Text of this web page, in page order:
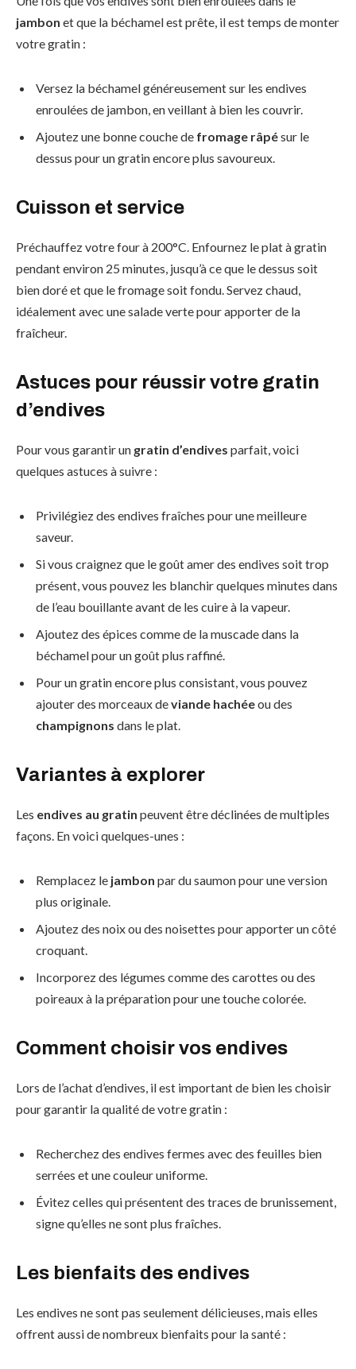
jambon et que la béchamel est prête, il est temps de monter
votre gratin :
Versez la béchamel généreusement sur les endives
enroulées de jambon, en veillant à bien les couvrir.
Ajoutez une bonne couche de fromage râpésur le
dessus pour un gratin encore plus savoureux.
Cuisson et service
Préchauffez votre four à 200°C. Enfournez le plat à gratin
pendant environ 25 minutes, jusqu’à ce que le dessus soit
bien doré et que le fromage soit fondu. Servez chaud,
idéalement avec une salade verte pour apporter de la
fraîcheur.
Astuces pour réussir votre gratin
d’endives
Pour vous garantir un gratin d’endives parfait, voici
quelques astuces à suivre :
Privilégiez des endives fraîches pour une meilleure
saveur.
Si vous craignez que le goût amer des endives soit trop
présent, vous pouvez les blanchir quelques minutes dans
de l’eau bouillante avant de les cuire à la vapeur.
Ajoutez des épices comme de la muscade dans la
béchamel pour un goût plus raffiné.
Pour un gratin encore plus consistant, vous pouvez
ajouter des morceaux deviande hachéeou des
champignons dans le plat.
Variantes à explorer
Les endives au gratin peuvent être déclinées de multiples
façons. En voici quelques-unes :
Remplacez le jambon par du saumon pour une version
plus originale.
Ajoutez des noix ou des noisettes pour apporter un côté
croquant.
Incorporez des légumes comme des carottes ou des
poireaux à la préparation pour une touche colorée.
Comment choisir vos endives
Lors de l’achat d’endives, il est important de bien les choisir
pour garantir la qualité de votre gratin :
Recherchez des endives fermes avec des feuilles bien
serrées et une couleur uniforme.
Évitez celles qui présentent des traces de brunissement,
signe qu’elles ne sont plus fraîches.
Les bienfaits des endives
Les endives ne sont pas seulement délicieuses, mais elles
offrent aussi de nombreux bienfaits pour la santé :